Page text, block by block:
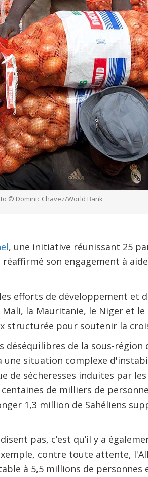
© Dominic Chavez/World Bank
, une initiative réunissant 25
réaffirmé son engagement à
efforts de développement et
la Mauritanie, le Niger et
structurée pour soutenir la
de la sous-
une situation complexe
de sécheresses induites par
de milliers de
1,3 million de Sahéliens
pas, c’est qu’il y a
contre toute attente,
à 5,5 millions de personnes